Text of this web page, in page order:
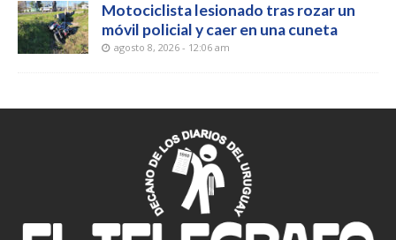
Motociclista lesionado tras rozar un
móvil policial y caer en una cuneta
agosto 8, 2026 - 12:06 am